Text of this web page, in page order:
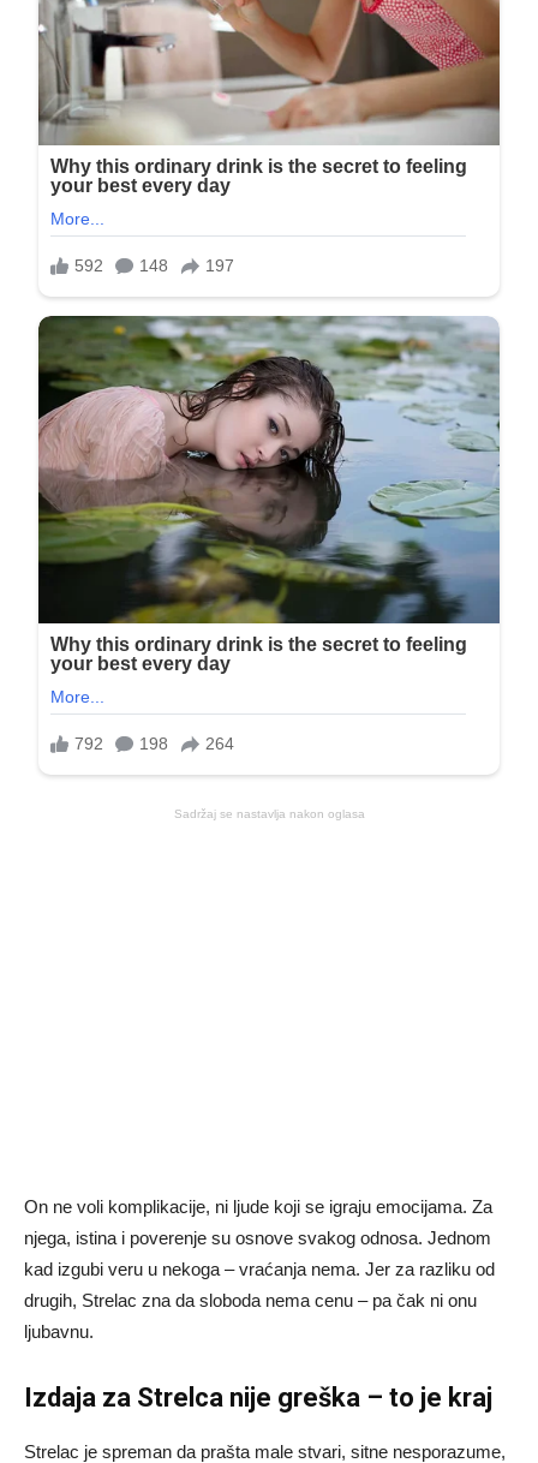
Sadržaj se nastavlja nakon oglasa
On ne voli komplikacije, ni ljude koji se igraju emocijama. Za
njega, istina i poverenje su osnove svakog odnosa. Jednom
kad izgubi veru u nekoga – vraćanja nema. Jer za razliku od
drugih, Strelac zna da sloboda nema cenu – pa čak ni onu
ljubavnu.
Izdaja za Strelca nije greška – to je kraj
Strelac je spreman da prašta male stvari, sitne nesporazume,